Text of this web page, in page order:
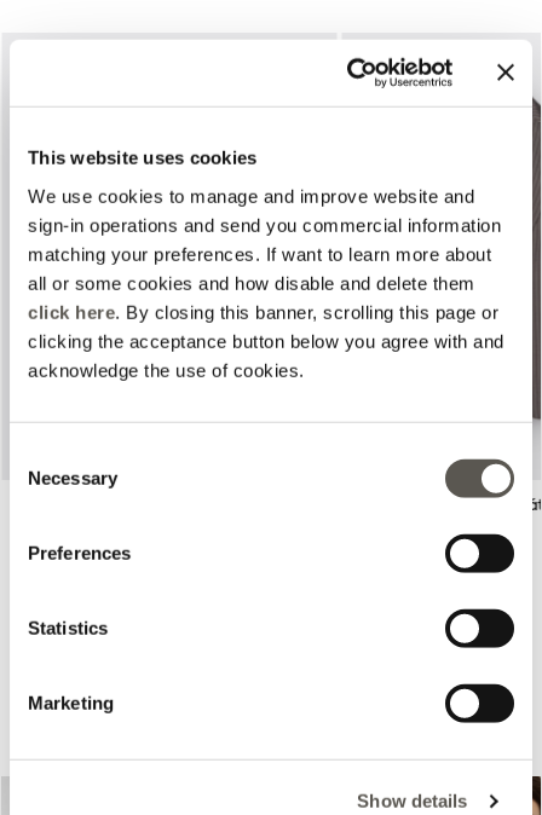
This website uses cookies
We use cookies to manage and improve website and
sign-in operations and send you commercial information
matching your preferences. If want to learn more about
all or some cookies and how disable and delete them
click here. By closing this banner, scrolling this page or
clicking the acceptance button below you agree with and
acknowledge the use of cookies.
Selection
Necessary
Preferences
Statistics
Marketing
Show details
Gris
Price reduced from
€170,00to€85,00
Blazer de rayas
Price reduced from
€160,00
Previous
Recomendados para ti